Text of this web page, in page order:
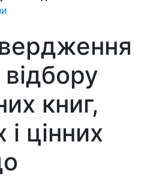
книг,
і цінних